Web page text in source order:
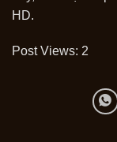
HD.
Post Views: 2